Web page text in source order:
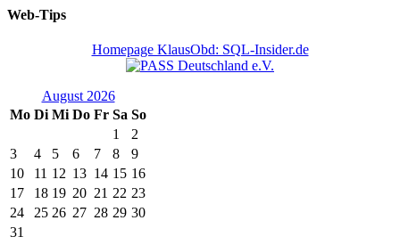
Web-Tips
Homepage KlausObd: SQL-Insider.de
August 2026
Mo Di Mi Do Fr Sa So
1
2
3
4 5 6 7 8
9
10
11 12 13 14 15 16
17
18 19 20 21 22 23
24
25 26 27 28 29 30
31